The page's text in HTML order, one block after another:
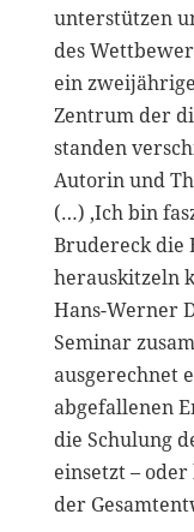
unterstützen
des
ein
Zentrum der
standen
Autorin und
(…) ‚Ich bin
Brudereck die
herauskitzeln
Hans-Werner
Seminar
ausgerechnet
abgefallenen
die Schulung
einsetzt –
der